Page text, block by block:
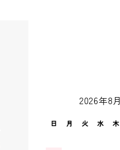
2026年8月
日 月 火 水 木